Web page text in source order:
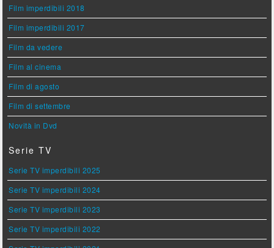
Film imperdibili 2018
Film imperdibili 2017
Film da vedere
Film al cinema
Film di agosto
Film di settembre
Novità in Dvd
Serie TV
Serie TV imperdibili 2025
Serie TV imperdibili 2024
Serie TV imperdibili 2023
Serie TV imperdibili 2022